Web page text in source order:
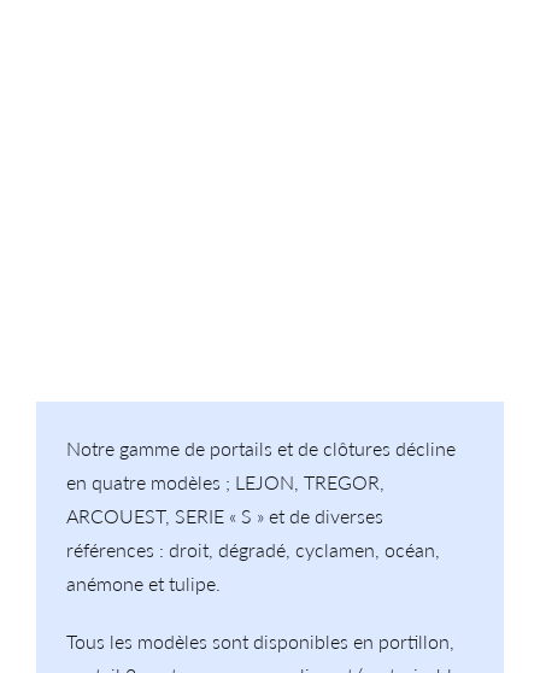
Notre gamme de portails et de clôtures décline
en quatre modèles ; LEJON, TREGOR,
ARCOUEST, SERIE « S » et de diverses
références : droit, dégradé, cyclamen, océan,
anémone et tulipe.
Tous les modèles sont disponibles en portillon,